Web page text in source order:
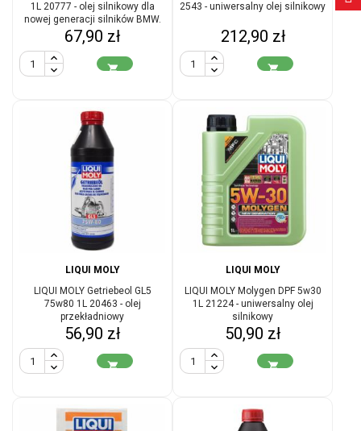
1L 20777 - olej silnikowy dla
nowej generacji silników BMW.
Cena
67,90 zł

2543 - uniwersalny olej silnikowy
Cena
212,90 zł

LIQUI MOLY
LIQUI MOLY Getriebeol GL5
75w80 1L 20463 - olej
przekładniowy
Cena
56,90 zł

LIQUI MOLY
LIQUI MOLY Molygen DPF 5w30
1L 21224 - uniwersalny olej
silnikowy
Cena
50,90 zł
